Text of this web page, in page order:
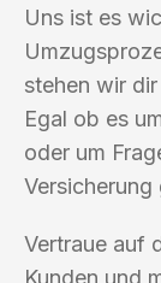
Uns ist es
stehen wir
Egal ob es
oder um
Vertraue auf
Kunden und